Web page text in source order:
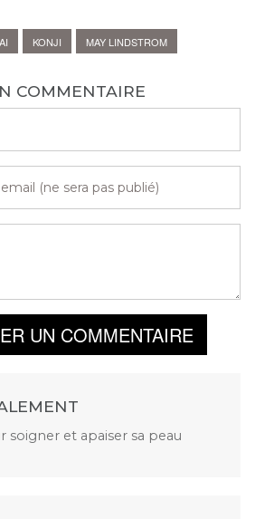
KONJI MAY LINDSTROM
COMMENTAIRE
UN COMMENTAIRE
soigner et apaiser sa peau